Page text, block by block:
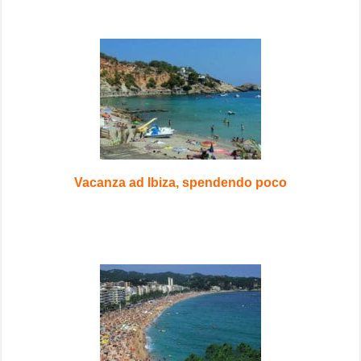
Vacanza ad Ibiza, spendendo poco